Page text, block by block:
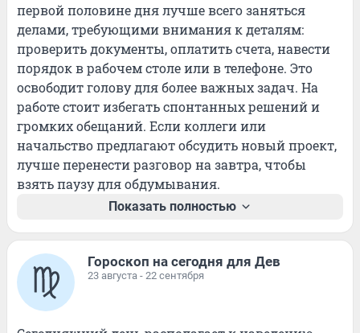
первой половине дня лучше всего заняться
делами, требующими внимания к деталям:
проверить документы, оплатить счета, навести
порядок в рабочем столе или в телефоне. Это
освободит голову для более важных задач. На
работе стоит избегать спонтанных решений и
громких обещаний. Если коллеги или
начальство предлагают обсудить новый проект,
лучше перенести разговор на завтра, чтобы
взять паузу для обдумывания.
Показать полностью
Гороскоп на сегодня для Дев
23 августа - 22 сентября